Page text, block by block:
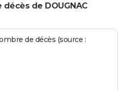
de DOUGNAC
de décès (source :